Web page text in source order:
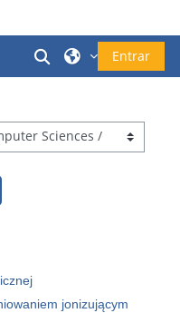
Selector de
Entrar
cursos
jonizującym